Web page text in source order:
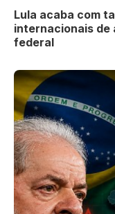
Lula acaba com
internacionais de
federal